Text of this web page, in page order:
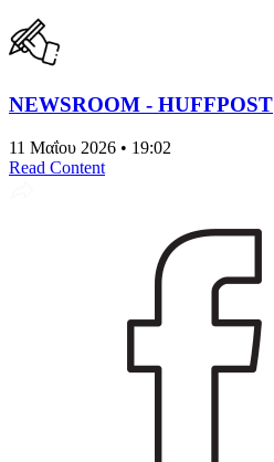
NEWSROOM - HUFFPOST
11 Μαΐου 2026 • 19:02
Read Content